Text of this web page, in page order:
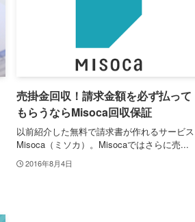
売掛金回収！請求金額を必ず払って
もらうならMisoca回収保証
以前紹介した無料で請求書が作れるサービス
Misoca（ミソカ）。Misocaではさらに売...
2016年8月4日